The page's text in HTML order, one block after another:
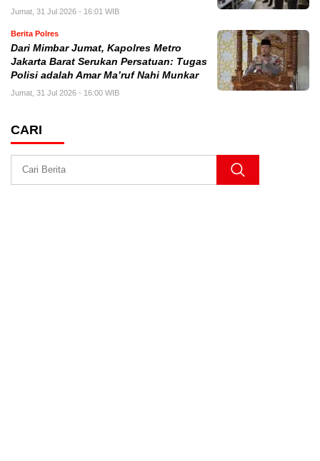
Jumat, 31 Jul 2026 - 16:01 WIB
Berita Polres
Dari Mimbar Jumat, Kapolres Metro
Jakarta Barat Serukan Persatuan: Tugas
Polisi adalah Amar Ma’ruf Nahi Munkar
Jumat, 31 Jul 2026 - 16:00 WIB
CARI